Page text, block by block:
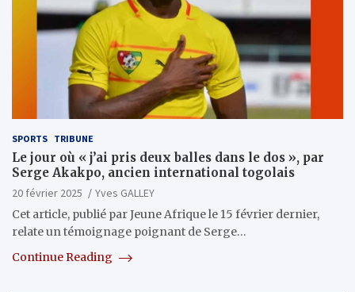
SPORTS TRIBUNE
Le jour où « j’ai pris deux balles dans le dos », par
Serge Akakpo, ancien international togolais
20 février 2025
Yves GALLEY
Cet article, publié par Jeune Afrique le 15 février dernier,
relate un témoignage poignant de Serge…
Continue Reading